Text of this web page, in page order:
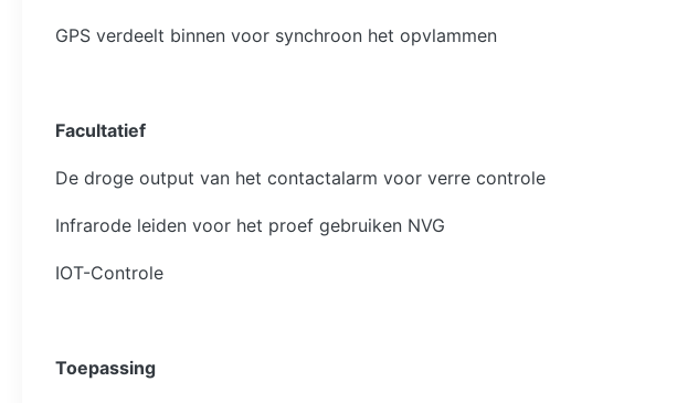
GPS verdeelt binnen voor synchroon het opvlammen
Facultatief
De droge output van het contactalarm voor verre controle
Infrarode leiden voor het proef gebruiken NVG
IOT-Controle
Toepassing